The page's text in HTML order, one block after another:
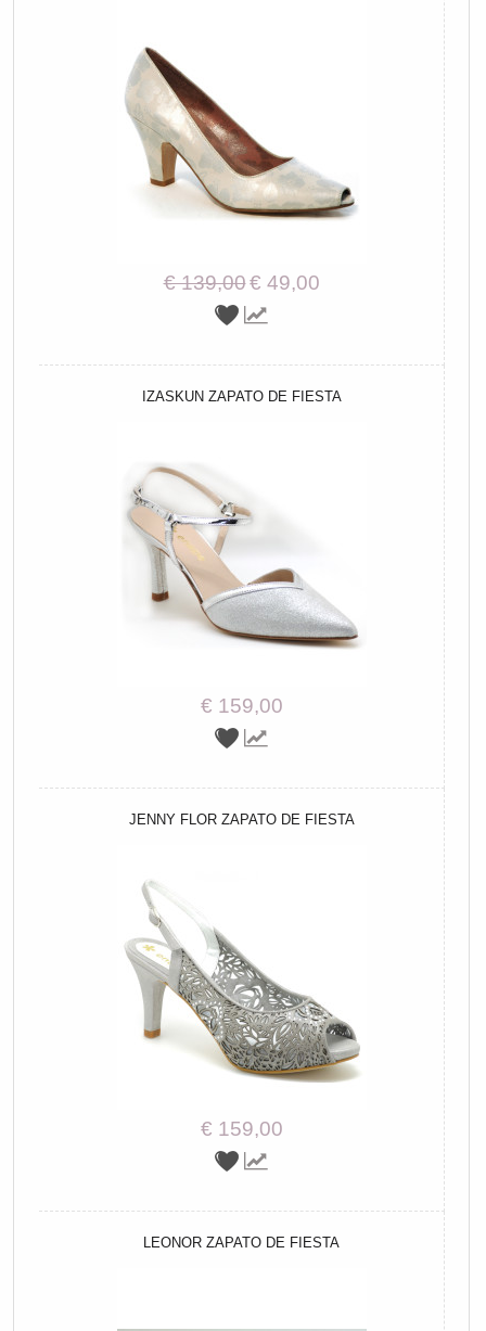
€ 139,00€ 49,00
IZASKUN ZAPATO DE FIESTA
€ 159,00
JENNY FLOR ZAPATO DE FIESTA
€ 159,00
LEONOR ZAPATO DE FIESTA